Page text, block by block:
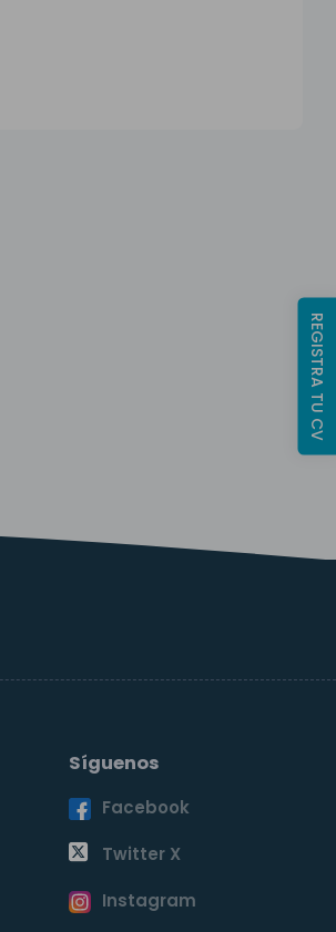
Síguenos
Facebook
Twitter X
Instagram
REGISTRA TU CV